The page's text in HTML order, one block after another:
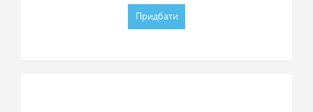
Придбати